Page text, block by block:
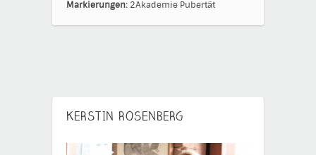
Markierungen: 2Akademie Pubertät
KERSTIN ROSENBERG